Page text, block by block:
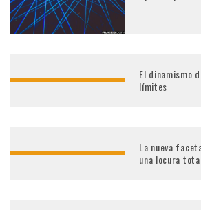
El dinamismo
límites
La nueva
una locura